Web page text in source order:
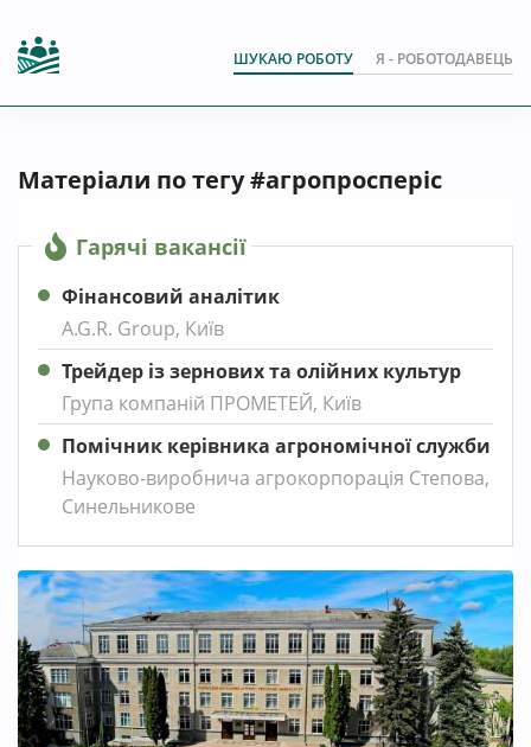
ШУКАЮ РОБОТУ Я - РОБОТОДАВЕЦЬ
Матеріали по тегу #агропросперіс
Гарячі вакансії
Фінансовий аналітик
A.G.R. Group, Київ
Трейдер із зернових та олійних культур
Група компаній ПРОМЕТЕЙ, Київ
Помічник керівника агрономічної служби
Науково-виробнича агрокорпорація Степова,
Синельникове